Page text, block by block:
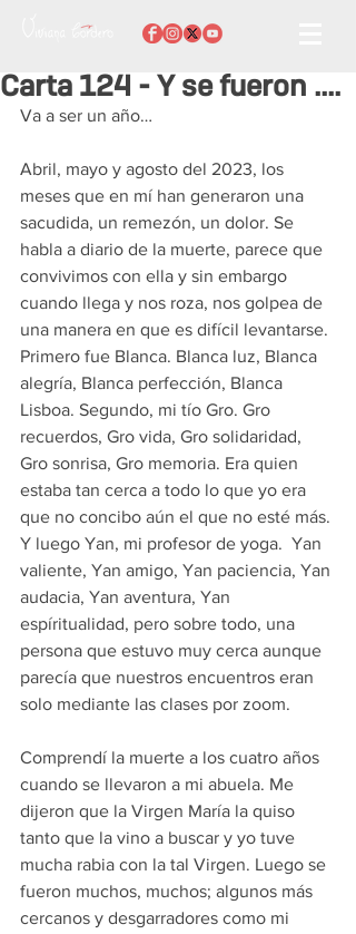
Carta 124 - Y se fueron ....
Va a ser un año…
Abril, mayo y agosto del 2023, los
meses que en mí han generaron una
sacudida, un remezón, un dolor. Se
habla a diario de la muerte, parece que
convivimos con ella y sin embargo
cuando llega y nos roza, nos golpea de
una manera en que es difícil levantarse.
Primero fue Blanca. Blanca luz, Blanca
alegría, Blanca perfección, Blanca
Lisboa. Segundo, mi tío Gro. Gro
recuerdos, Gro vida, Gro solidaridad,
Gro sonrisa, Gro memoria. Era quien
estaba tan cerca a todo lo que yo era
que no concibo aún el que no esté más.
Y luego Yan, mi profesor de yoga.  Yan
valiente, Yan amigo, Yan paciencia, Yan
audacia, Yan aventura, Yan
espíritualidad, pero sobre todo, una
persona que estuvo muy cerca aunque
parecía que nuestros encuentros eran
solo mediante las clases por zoom.
Comprendí la muerte a los cuatro años
cuando se llevaron a mi abuela. Me
dijeron que la Virgen María la quiso
tanto que la vino a buscar y yo tuve
mucha rabia con la tal Virgen. Luego se
fueron muchos, muchos; algunos más
cercanos y desgarradores como mi